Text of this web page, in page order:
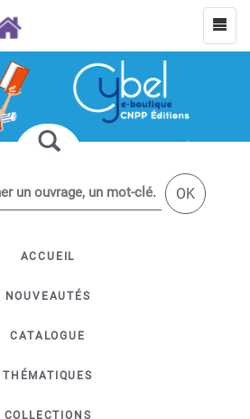
OK
ACCUEIL
NOUVEAUTÉS
CATALOGUE
THÉMATIQUES
COLLECTIONS